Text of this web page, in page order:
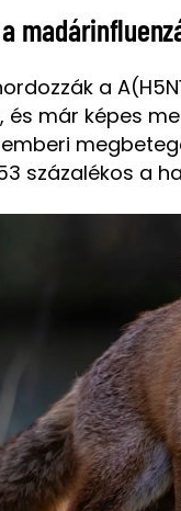
a
már képes
százalékos a